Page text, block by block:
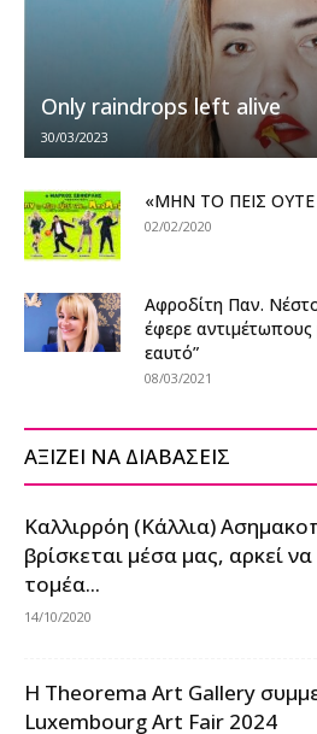
Only raindrops left alive
30/03/2023
«ΜΗΝ ΤΟ ΠΕΙΣ
02/02/2020
Αφροδίτη Παν.
έφερε αντιμέτωπους
εαυτό”
08/03/2021
ΑΞΙΖΕΙ ΝΑ ΔΙΑΒΑΣΕΙΣ
Καλλιρρόη (Κάλλια)
βρίσκεται μέσα μας, αρκεί
τομέα...
14/10/2020
Η Theorema Art Gallery
Luxembourg Art Fair 2024